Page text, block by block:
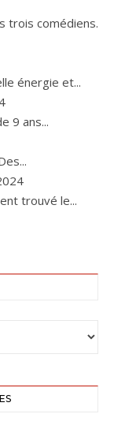
trois comédiens.
énergie et...
9 ans...
trouvé le...